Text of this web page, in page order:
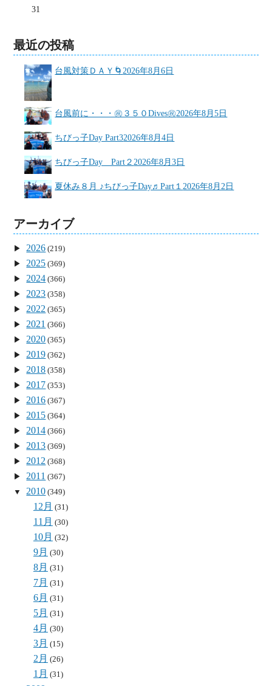
31
最近の投稿
台風対策ＤＡＹ🌀 2026年8月6日
台風前に・・・㊗３５０Dives㊗2026年8月5日
ちびっ子Day Part32026年8月4日
ちびっ子Day Part２ 2026年8月3日
夏休み８月 ♪ちびっ子Day♬Part１ 2026年8月2日
アーカイブ
2026 (219)
2025 (369)
2024 (366)
2023 (358)
2022 (365)
2021 (366)
2020 (365)
2019 (362)
2018 (358)
2017 (353)
2016 (367)
2015 (364)
2014 (366)
2013 (369)
2012 (368)
2011 (367)
2010 (349)
12月 (31)
11月 (30)
10月 (32)
9月 (30)
8月 (31)
7月 (31)
6月 (31)
5月 (31)
4月 (30)
3月 (15)
2月 (26)
1月 (31)